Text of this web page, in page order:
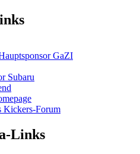
GaZI
Subaru
Links